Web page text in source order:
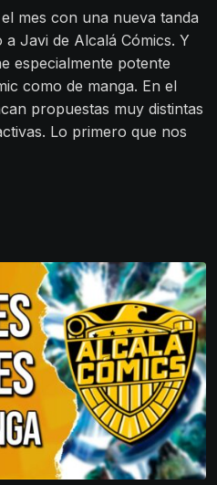
mes con una nueva tanda
Javi de Alcalá Cómics. Y
especialmente potente
como de manga. En el
propuestas muy distintas
Lo primero que nos